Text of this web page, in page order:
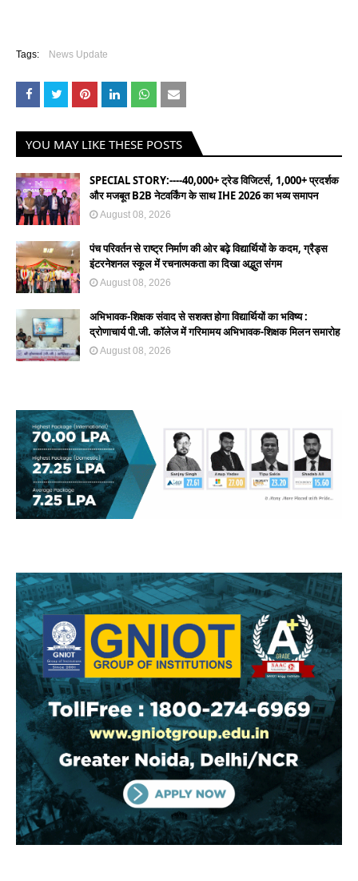
Tags: News Update
YOU MAY LIKE THESE POSTS
SPECIAL STORY:----40,000+ ट्रेड विजिटर्स, 1,000+ प्रदर्शक
और मजबूत B2B नेटवर्किंग के साथ IHE 2026 का भव्य समापन
August 08, 2026
पंच परिवर्तन से राष्ट्र निर्माण की ओर बढ़े विद्यार्थियों के कदम, ग्रैड्स
इंटरनेशनल स्कूल में रचनात्मकता का दिखा अद्भुत संगम
August 08, 2026
अभिभावक-शिक्षक संवाद से सशक्त होगा विद्यार्थियों का भविष्य :
द्रोणाचार्य पी.जी. कॉलेज में गरिमामय अभिभावक-शिक्षक मिलन समारोह
August 08, 2026